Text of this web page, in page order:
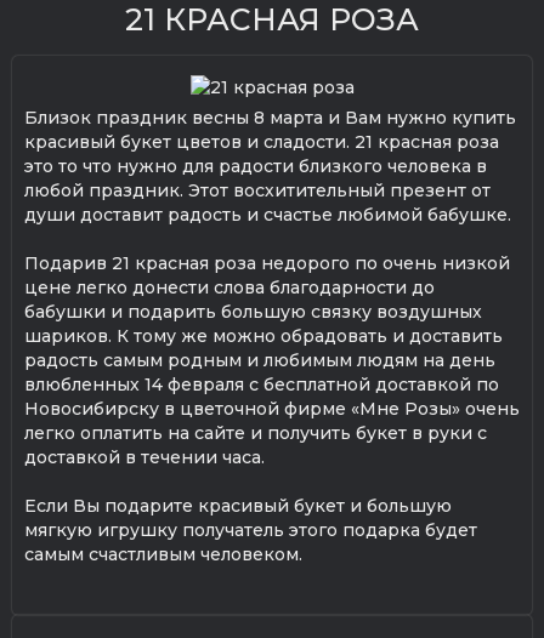
21 КРАСНАЯ РОЗА
Близок праздник весны 8 марта и Вам нужно купить
красивый букет цветов и сладости. 21 красная роза
это то что нужно для радости близкого человека в
любой праздник. Этот восхитительный презент от
души доставит радость и счастье любимой бабушке.
Подарив 21 красная роза недорого по очень низкой
цене легко донести слова благодарности до
бабушки и подарить большую связку воздушных
шариков. К тому же можно обрадовать и доставить
радость самым родным и любимым людям на день
влюбленных 14 февраля с бесплатной доставкой по
Новосибирску в цветочной фирме «Мне Розы» очень
легко оплатить на сайте и получить букет в руки с
доставкой в течении часа.
Если Вы подарите красивый букет и большую
мягкую игрушку получатель этого подарка будет
самым счастливым человеком.